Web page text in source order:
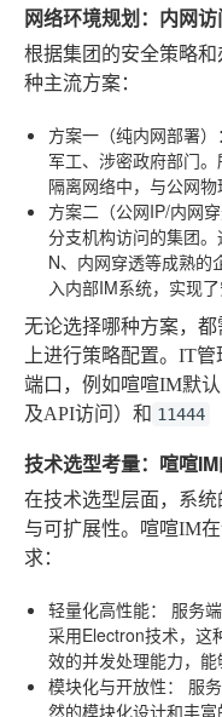
网络环境规划：内网
根据集团的安全策略
种主流方案：
方案一（纯内网部署）：
军工、涉密政府部门
隔离网络中，与公网物
方案二（公网IP/内网穿
分支机构访问的集团
N、内网穿透等成熟的
入内部IM系统，实现
无论选择哪种方案，
上进行策略配置。IT
端口，例如喧喧IM默
及API访问）和 11444
技术选型考量：喧喧
在技术选型层面，系
与可扩展性。喧喧IM
求：
轻量化高性能：
服务
采用Electron技术，这
效的并发处理能力，能
模块化与开放性：
服
然的模块化设计和丰